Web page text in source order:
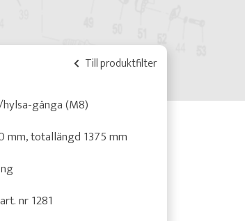
Till produktfilter
gänga (M8)
mm, totallängd 1375 mm
nr 1281